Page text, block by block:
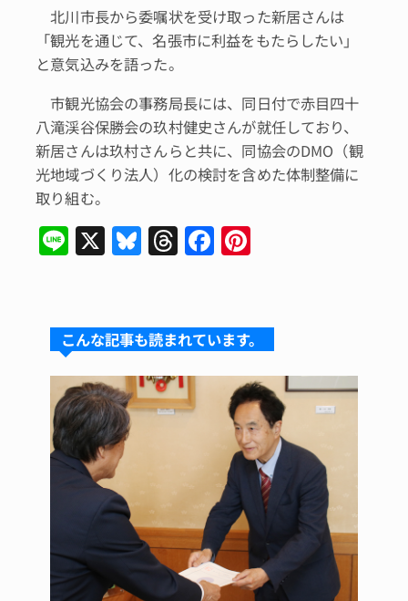
北川市長から委嘱状を受け取った新居さんは
「観光を通じて、名張市に利益をもたらしたい」
と意気込みを語った。
市観光協会の事務局長には、同日付で赤目四十
八滝渓谷保勝会の玖村健史さんが就任しており、
新居さんは玖村さんらと共に、同協会のDMO（観
光地域づくり法人）化の検討を含めた体制整備に
取り組む。
Li
n
X Bl
u
s
k
y
T
hr
a
d
s
F
a
e
b
o
o
k
re
st
こんな記事も読まれています。